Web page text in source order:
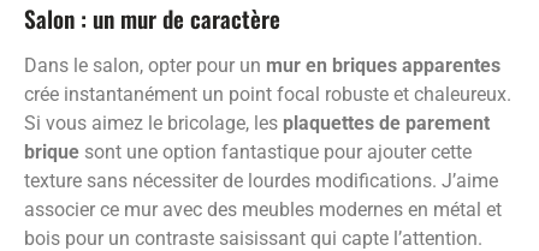
Salon : un mur de caractère
Dans le salon, opter pour un mur en briques apparentes
crée instantanément un point focal robuste et chaleureux.
Si vous aimez le bricolage, les plaquettes de parement
brique sont une option fantastique pour ajouter cette
texture sans nécessiter de lourdes modifications. J’aime
associer ce mur avec des meubles modernes en métal et
bois pour un contraste saisissant qui capte l’attention.